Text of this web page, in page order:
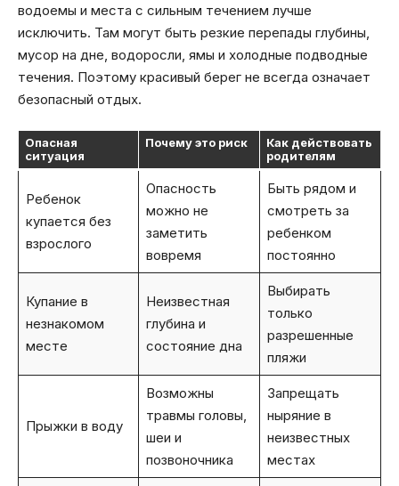
водоемы и места с сильным течением лучше
исключить. Там могут быть резкие перепады глубины,
мусор на дне, водоросли, ямы и холодные подводные
течения. Поэтому красивый берег не всегда означает
безопасный отдых.
Опасная
ситуация
Почему это риск
Как действовать
родителям
Ребенок
купается без
взрослого
Опасность
можно не
заметить
вовремя
Быть рядом и
смотреть за
ребенком
постоянно
Купание в
незнакомом
месте
Неизвестная
глубина и
состояние дна
Выбирать
только
разрешенные
пляжи
Прыжки в воду
Возможны
травмы головы,
шеи и
позвоночника
Запрещать
ныряние в
неизвестных
местах